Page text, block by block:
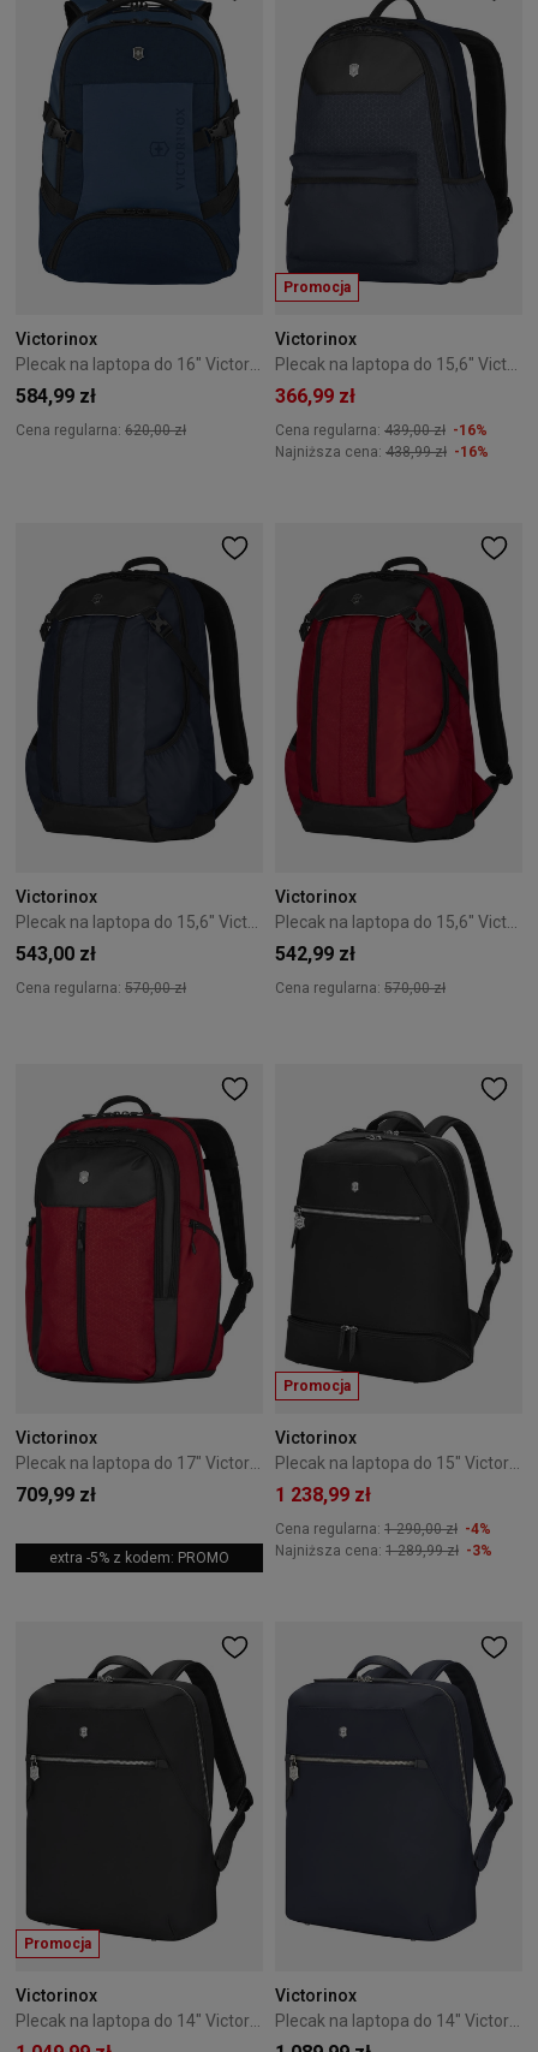
Victorinox
584,99 zł
Cena regularna: 620,00 zł
Promocja
Victorinox
366,99 zł
Cena regularna: 439,00 zł -16%
Najniższa cena: 438,99 zł -16%
Victorinox
543,00 zł
Cena regularna: 570,00 zł
Victorinox
542,99 zł
Cena regularna: 570,00 zł
Victorinox
709,99 zł
extra -5% z kodem: PROMO
Promocja
Victorinox
1 238,99 zł
Cena regularna: 1 290,00 zł -4%
Najniższa cena: 1 289,99 zł -3%
Promocja
Victorinox
Victorinox